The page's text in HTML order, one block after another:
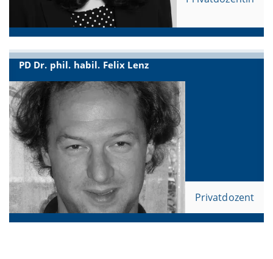
PD Dr. phil. habil. Felix Lenz
Privatdozent